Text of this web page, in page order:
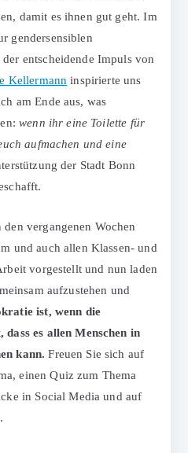
damit es ihnen gut geht. Im
gendersensiblen
entscheidende Impuls von
Kellermann inspirierte uns
am Ende aus, was
wenn ihr eine Toilette für
aufmachen und eine
der Stadt Bonn
vergangenen Wochen
und auch allen Klassen- und
vorgestellt und nun laden
aufzustehen und
ist, wenn die
es allen Menschen in
kann. Freuen Sie sich auf
einen Quiz zum Thema
in Social Media und auf